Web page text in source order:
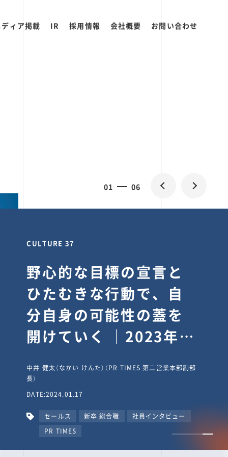
ィア掲載 IR 採用情報 会社概要 お問い合わせ
01 06
CULTURE 37
野心的な目標の宣言と
ひたむきな行動で、自
分自身の可能性の蓋を
開けていく ｜2023年度
タビュー #PR
TIMESな人たち
中井 健太（なかい けんた）（PR TIMES 第二営業本部副部
長）
DATE:2024.01.17
セールス 新卒 総合職
社員インタビュー
PR TIMES